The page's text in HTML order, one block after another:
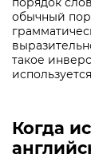
обычный
такое
Когда